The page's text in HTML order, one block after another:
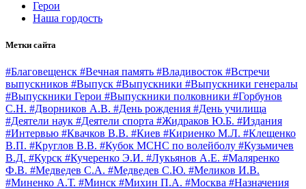
Герои
Наша гордость
Метки сайта
#Благовещенск #Вечная память #Владивосток #Встречи
выпускников #Выпуск #Выпускники #Выпускники генералы
#Выпускники Герои #Выпускники полковники #Горбунов
С.Н. #Дворников А.В. #День рождения #День училища
#Деятели наук #Деятели спорта #Жидраков Ю.Б. #Издания
#Интервью #Квачков В.В. #Киев #Кириенко М.Л. #Клещенко
В.П. #Круглов В.В. #Кубок МСНС по волейболу #Кузьмичев
В.Д. #Курск #Кучеренко Э.И. #Лукьянов А.Е. #Маляренко
Ф.В. #Медведев С.А. #Медведев С.Ю. #Меликов И.В.
#Миненко А.Т. #Минск #Михин П.А. #Москва #Назначения